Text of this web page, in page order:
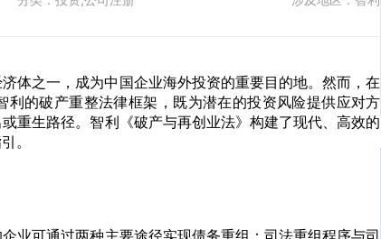
体之一，成为中国企业海外投资的重要目的地。然而，在
的破产重整法律框架，既为潜在的投资风险提供应对方
重生路径。智利《破产与再创业法》构建了现代、高效的
。
业可通过两种主要途径实现债务重组：司法重组程序与司